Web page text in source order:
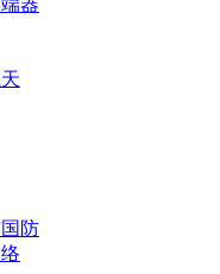
器
防